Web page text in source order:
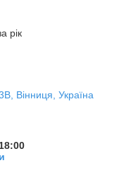
рік
Вінниця, Україна